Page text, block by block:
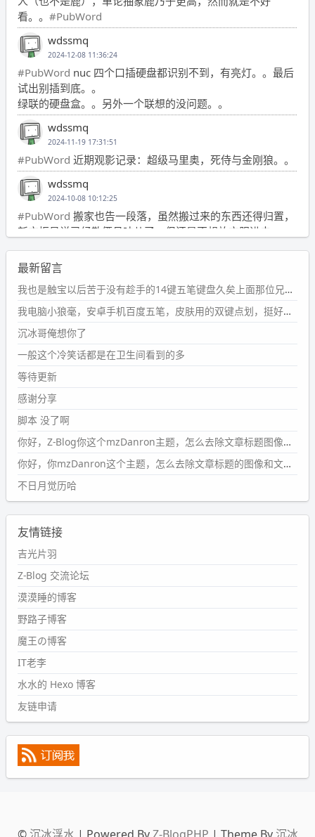
看。。 #PubWord
wdssmq
2024-12-08 11:36:24
#PubWord nuc 四个口插硬盘都识别不到，有亮灯。。最后
试出别插到底。。
绿联的硬盘盒。。另外一个联想的没问题。。
wdssmq
2024-11-19 17:31:51
#PubWord 近期观影记录：超级马里奥，死侍与金刚狼。。
wdssmq
2024-10-08 10:12:25
#PubWord 搬家也告一段落，虽然搬过来的东西还得归置，
新衣柜虽说已经散俩月味儿了，但还是不想放衣服进去。
wdssmq
2024-09-23 21:00:49
#PubWord要不我每年汇总整理一次？？碎雨集_沉冰浮水_
第1页https://www.wdssmq.com/tag/%E7%A2%8E%E9%9
B%A8%E9%9B%86/
wdssmq
2024-09-23 20:58:40
#PubWord
条嘟？？？？
wdssmq
2024-09-15 10:32:07
#PubWordVSCode 内 git 操作卡住的时候没办法主动取消
一直是个痛点，一般都是推送或拉取，今天连提交都卡
了。。
wdssmq
2024-09-11 08:45:43
#PubWord
然后天凉了，为了应对踢被子买了睡袋，不知道 1.2 米会不
会略窄。。
wdssmq
2024-09-09 19:43:00
#PubWord
表，21 年 11 月底发现 B 站上线了这部，直到前几天才看
完，还是分两次看的。。接下来有五项是 2019 年的，都是
电影 —— 略长的待办列表。。
最新留言
我也是触宝以后苦于没有趁手的14键五笔键盘久矣上面那位兄台用的百度双键点划布局我也用过很久，那个皮肤做得很粗糙，个别键位的触发区域是错位的，快速打字时很容易出错，修改它的皮肤文件校正后勉强能用，但早年出的皮肤分辨率太低，实在谈不上美观。百度小米定制版的商店里有一个"小黑板"皮肤还不错(百度官方输入法商店里没有)，但那个风格我不喜欢这两天找到了一个叫"森林集"的公众号，开发了海量的皮肤，很多都有14键版本，付费但很便宜，几块钱，终于有自己满意的输入法了搜了一下，这个工作室还是百度的官方合作伙伴，不知道为什么14键作品都不在官方商店上架，难道是百度官方在刻意放弃14键？
我电脑小狼毫，安卓手机百度五笔，皮肤用的双键点划，挺好的。
沉冰哥俺想你了
一般这个冷笑话都是在卫生间看到的多
等待更新
感谢分享
脚本 没了啊
你好，Z-Blog你这个mzDanron主题，怎么去除文章标题图像和文章摘要，仅显示标题，感谢回复！
你好，你mzDanron这个主题，怎么去除文章标题的图像和文章摘要！仅显示标题，感谢回复解决！
不日月觉历哈
友情链接
吉光片羽
Z-Blog 交流论坛
漠漠睡的博客
野路子博客
魔王の博客
IT老李
水水的 Hexo 博客
友链申请